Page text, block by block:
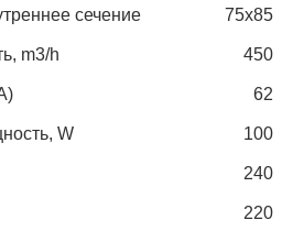
сечение 75х85
m3/h 450
62
W 100
240
220